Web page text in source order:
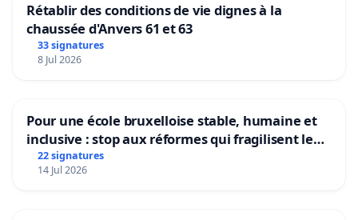
Rétablir des conditions de vie dignes à la
chaussée d'Anvers 61 et 63
33 signatures
8 Jul 2026
Pour une école bruxelloise stable, humaine et
inclusive : stop aux réformes qui fragilisent le
primaire
22 signatures
14 Jul 2026